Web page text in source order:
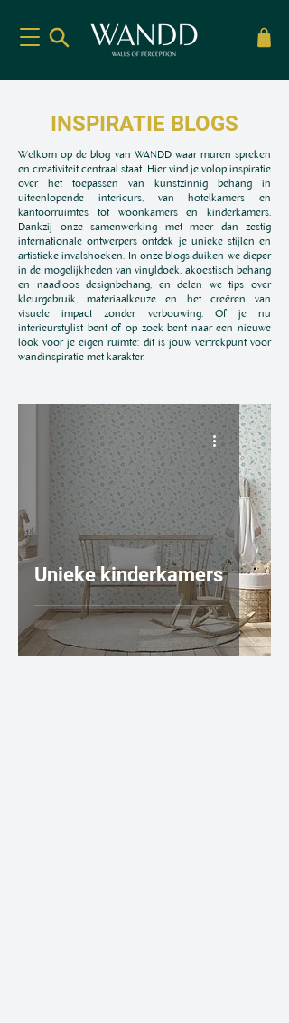
INSPIRATIE BLOGS
Welkom op de blog van WANDD waar muren spreken
en creativiteit centraal staat. Hier vind je volop inspiratie
over het toepassen van kunstzinnig behang in
uiteenlopende interieurs, van hotelkamers en
kantoorruimtes tot woonkamers en kinderkamers.
Dankzij onze samenwerking met meer dan zestig
internationale ontwerpers ontdek je unieke stijlen en
artistieke invalshoeken. In onze blogs duiken we dieper
in de mogelijkheden van vinyldoek, akoestisch behang
en naadloos designbehang, en delen we tips over
kleurgebruik, materiaalkeuze en het creëren van
visuele impact zonder verbouwing. Of je nu
interieurstylist bent of op zoek bent naar een nieuwe
look voor je eigen ruimte: dit is jouw vertrekpunt voor
wandinspiratie met karakter.
Unieke kinderkamers